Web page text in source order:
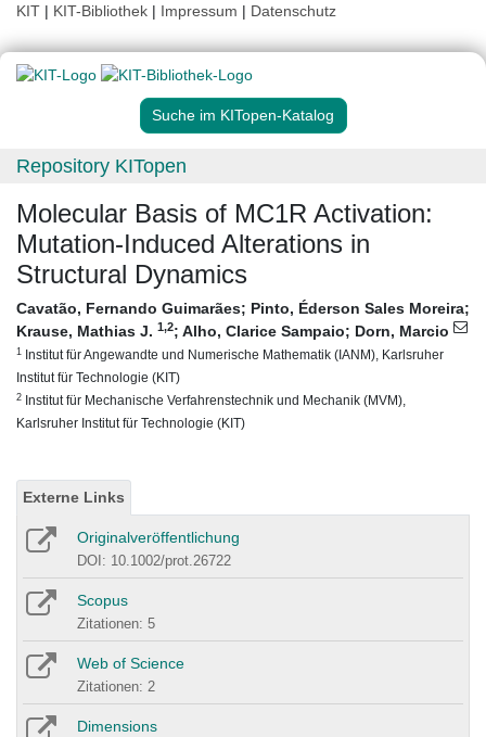
KIT | KIT-Bibliothek | Impressum | Datenschutz
Suche im KITopen-Katalog
Repository KITopen
Molecular Basis of MC1R Activation:
Mutation‐Induced Alterations in
Structural Dynamics
Cavatão, Fernando Guimarães; Pinto, Éderson Sales Moreira;
Krause, Mathias J. 1,2; Alho, Clarice Sampaio; Dorn, Marcio
1 Institut für Angewandte und Numerische Mathematik (IANM), Karlsruher
Institut für Technologie (KIT)
2 Institut für Mechanische Verfahrenstechnik und Mechanik (MVM),
Karlsruher Institut für Technologie (KIT)
Externe Links
Originalveröffentlichung
DOI: 10.1002/prot.26722
Scopus
Zitationen: 5
Web of Science
Zitationen: 2
Dimensions